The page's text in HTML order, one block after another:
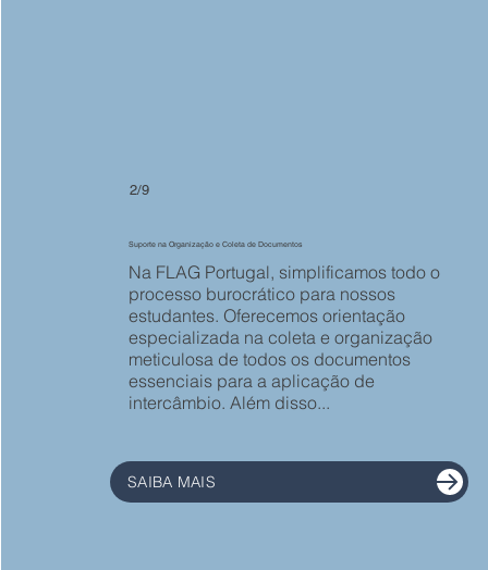
2/9
Suporte na Organização e Coleta de Documentos
Na FLAG Portugal, simplificamos todo o
processo burocrático para nossos
estudantes. Oferecemos orientação
especializada na coleta e organização
meticulosa de todos os documentos
essenciais para a aplicação de
intercâmbio. Além disso...
SAIBA MAIS